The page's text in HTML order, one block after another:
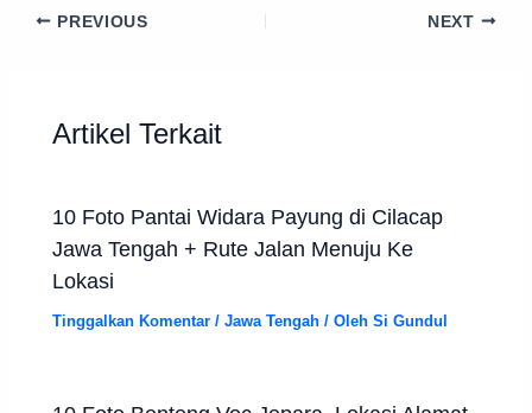
PREVIOUS NEXT
Artikel Terkait
10 Foto Pantai Widara Payung di Cilacap
Jawa Tengah + Rute Jalan Menuju Ke
Lokasi
Tinggalkan Komentar /Jawa Tengah / OlehSi Gundul